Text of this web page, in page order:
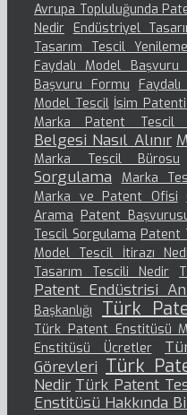
Avrupa Topluluğunda
Nedir Endüstriyel
Tasarım Tescil Yenileme
Faydalı Model
Başvuru Formu
Model Tescil İsim Patenti
Marka Patent Tescil
Belgesi Nasıl Alınır
Marka Tescil Bürosu
Sorgulama
Marka
Marka ve Patent Ofisi
Arama Patent
Tescil Sorgulama Patent
Model Tescil İtirazı
Tasarım Tescili Nedir
Patent Endüstrisi
Başkanlığı
Türk
Türk Patent Enstitüsü
Enstitüsü Ücretler
Görevleri Türk
Nedir Türk Patent
Enstitüsü Hakkında